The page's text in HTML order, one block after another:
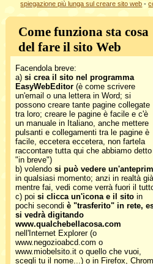
spiegazione più lunga sul creare sito web -
Come funziona sta cosa
del fare il sito Web
Facendola breve:
a) si crea il sito nel programma
EasyWebEditor(è come scrivere
un'email o una lettera in Word; si
possono creare tante pagine collegate
tra loro; creare le pagine è facile e c'è
un manuale in Italiano, anche mettere
pulsanti e collegamenti tra le pagine è
facile, eccetera eccetera, non fartela
raccontare tutta qui che abbiamo detto
"in breve")
b) volendo si può vedere
in qualsiasi momento; anzi in realtà già
mentre fai, vedi come verrà fuori il
c) poi si clicca un'icona e il sito in
pochi secondi è "trasferito" in rete,
si vedrà digitando
www.qualchebellacosa.com
nell'Internet Explorer (o
www.negozioabcd.com o
www.miobelsito.it o quello che vuoi,
scegli tu il nome...) o in Firefox,